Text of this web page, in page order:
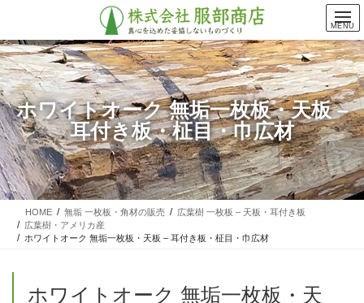
テ
ン
ツ
に
移
動
ゲ
ー
シ
ョ
ン
に
移
動
ホワイトオーク 無垢一枚板・天板 –
耳付き板・柾目・巾広材
HOME 無垢 一枚板・角材の販売
広葉樹 一枚板 – 天板・耳付き板
広葉樹・アメリカ産
ホワイトオーク 無垢一枚板・天板 – 耳付き板・柾目・巾広材
ホワイトオーク 無垢一枚板・天
MENU